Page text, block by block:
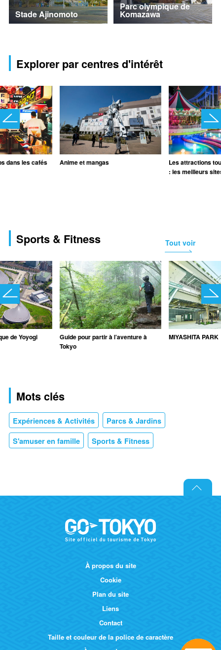
Stade Ajinomoto
Parc olympique de
Komazawa
Explorer par centres d'intérêt
dans les cafés Anime et mangas
Les attractions
: les meilleurs
Sports & Fitness Tout voir
de Yoyogi
Guide pour partir à l’aventure à
Tokyo
MIYASHITA PARK
Mots clés
Expériences & Activités Parcs & Jardins
S'amuser en famille Sports & Fitness
À propos du site
Cookie
Plan du site
Liens
Contact
Taille et couleur de la police de caractère